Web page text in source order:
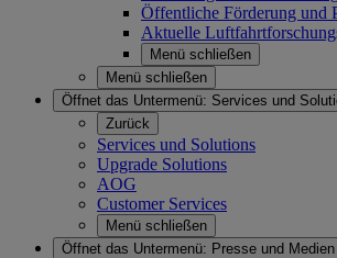
Öffentliche Förderung und
Aktuelle
Menü schließen
Menü schließen
Öffnet das Untermenü: Services und
Zurück
Services und Solutions
Upgrade Solutions
AOG
Customer Services
Menü schließen
Öffnet das Untermenü: Presse und Medien